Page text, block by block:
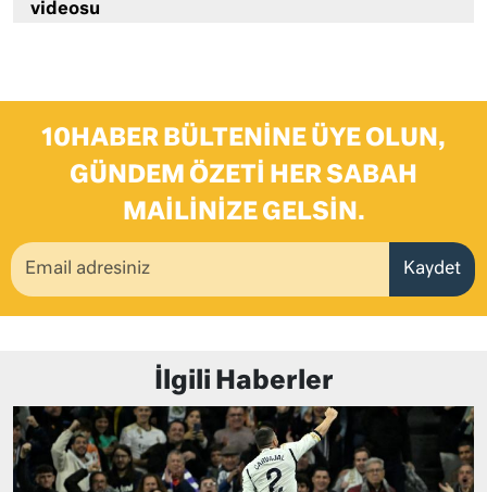
videosu
10HABER BÜLTENINE ÜYE OLUN,
GÜNDEM ÖZETI HER SABAH
MAILINIZE GELSIN.
Kaydet
İlgili Haberler